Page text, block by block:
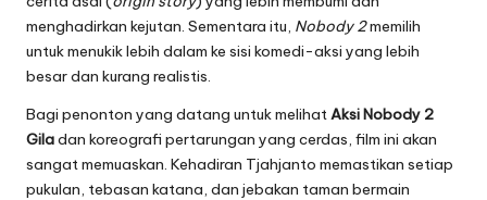
menghadirkan kejutan. Sementara itu, Nobody 2memilih
untuk menukik lebih dalam ke sisi komedi-aksi yang lebih
besar dan kurang realistis.
Bagi penonton yang datang untuk melihat Aksi Nobody 2
Giladan koreografi pertarungan yang cerdas, film ini akan
sangat memuaskan. Kehadiran Tjahjanto memastikan setiap
pukulan, tebasan katana, dan jebakan taman bermain